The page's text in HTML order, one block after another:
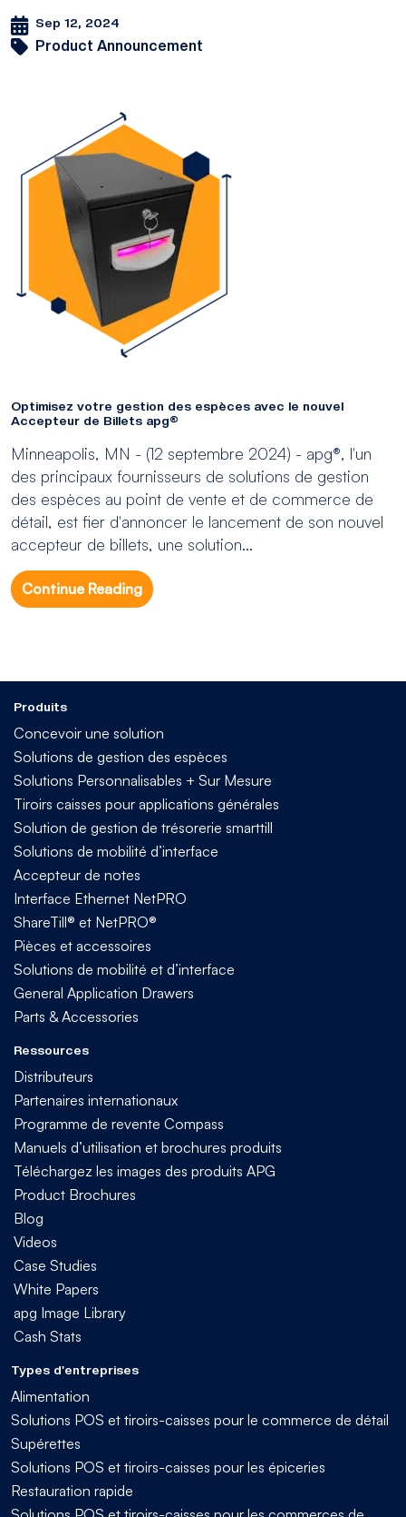
Sep 12, 2024
Product Announcement
Optimisez votre gestion des espèces avec le nouvel
Accepteur de Billets apg®
Minneapolis, MN - (12 septembre 2024) - apg®, l'un
des principaux fournisseurs de solutions de gestion
des espèces au point de vente et de commerce de
détail, est fier d'annoncer le lancement de son nouvel
accepteur de billets, une solution...
Continue Reading
Produits
Concevoir une solution
Solutions de gestion des espèces
Solutions Personnalisables + Sur Mesure
Tiroirs caisses pour applications générales
Solution de gestion de trésorerie smarttill
Solutions de mobilité d’interface
Accepteur de notes
Interface Ethernet NetPRO
ShareTill® et NetPRO®
Pièces et accessoires
Solutions de mobilité et d’interface
General Application Drawers
Parts & Accessories
Ressources
Distributeurs
Partenaires internationaux
Programme de revente Compass
Manuels d’utilisation et brochures produits
Téléchargez les images des produits APG
Product Brochures
Blog
Videos
Case Studies
White Papers
apg Image Library
Cash Stats
Types d'entreprises
Alimentation
Solutions POS et tiroirs-caisses pour le commerce de détail
Supérettes
Solutions POS et tiroirs-caisses pour les épiceries
Restauration rapide